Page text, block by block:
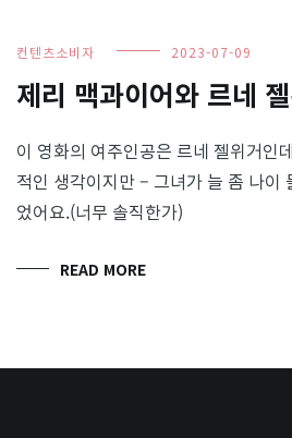
컨텐츠소비자 2023-07-09
제리 맥과이어와 르네
이 영화의 여주인공은 르네 젤위거인
적인 생각이지만 – 그녀가 늘 좀 나이
었어요.(너무 솔직한가)
READ MORE